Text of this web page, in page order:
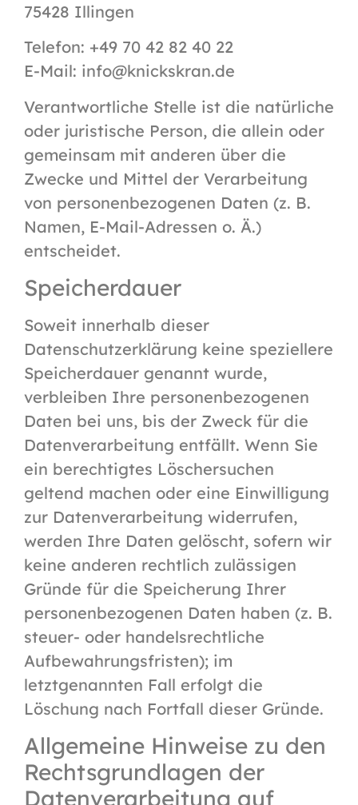
75428 Illingen
Telefon: +49 70 42 82 40 22
E-Mail: info@knickskran.de
Verantwortliche Stelle ist die natürliche
oder juristische Person, die allein oder
gemeinsam mit anderen über die
Zwecke und Mittel der Verarbeitung
von personenbezogenen Daten (z. B.
Namen, E-Mail-Adressen o. Ä.)
entscheidet.
Speicherdauer
Soweit innerhalb dieser
Datenschutzerklärung keine speziellere
Speicherdauer genannt wurde,
verbleiben Ihre personenbezogenen
Daten bei uns, bis der Zweck für die
Datenverarbeitung entfällt. Wenn Sie
ein berechtigtes Löschersuchen
geltend machen oder eine Einwilligung
zur Datenverarbeitung widerrufen,
werden Ihre Daten gelöscht, sofern wir
keine anderen rechtlich zulässigen
Gründe für die Speicherung Ihrer
personenbezogenen Daten haben (z. B.
steuer- oder handelsrechtliche
Aufbewahrungsfristen); im
letztgenannten Fall erfolgt die
Löschung nach Fortfall dieser Gründe.
Allgemeine Hinweise zu den
Rechtsgrundlagen der
Datenverarbeitung auf